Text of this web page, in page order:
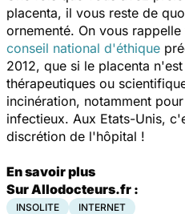
placenta, il vous reste de
ornementé. On vous
conseil national d'éthique
2012, que si le placenta
thérapeutiques ou
incinération, notamment
infectieux. Aux Etats-Unis,
discrétion de l'hôpital !
En savoir plus
Sur Allodocteurs.fr :
INSOLITE INTERNET